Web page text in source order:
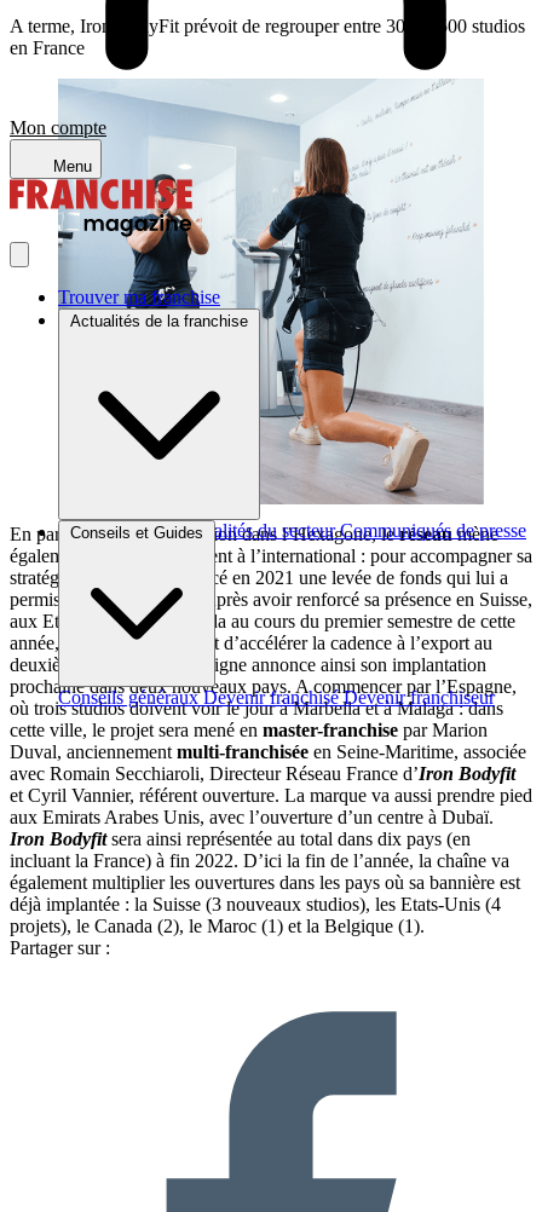
Mon compte
Menu
Trouver ma franchise
Actualités de la franchise
Brèves et actus Actualités du secteur Communiqués de presse
Conseils et Guides
Conseils généraux Devenir franchisé Devenir franchiseur
A terme, Iron BodyFit prévoit de regrouper entre 300 et 500 studios
en France
En parallèle de son expansion dans l’Hexagone, leréseaumène
également un développement à l’international : pour accompagner sa
stratégie à l’export, il a lancé en 2021 une levée de fonds qui lui a
permis de réunir 1,5 M€. Après avoir renforcé sa présence en Suisse,
aux Etats-Unis et au Canada au cours du premier semestre de cette
année,
Iron Bodyfit
prévoit d’accélérer la cadence à l’export au
deuxième semestre. L’enseigne annonce ainsi son implantation
prochaine dans deux nouveaux pays. A commencer par l’Espagne,
où trois studios doivent voir le jour à Marbella et à Malaga : dans
cette ville, le projet sera mené en master-franchise par Marion
Duval, anciennement multi-franchisée en Seine-Maritime, associée
avec Romain Secchiaroli, Directeur Réseau France d’Iron Bodyfit
et Cyril Vannier, référent ouverture. La marque va aussi prendre pied
aux Emirats Arabes Unis, avec l’ouverture d’un centre à Dubaï.
Iron Bodyfitsera ainsi représentée au total dans dix pays (en
incluant la France) à fin 2022. D’ici la fin de l’année, la chaîne va
également multiplier les ouvertures dans les pays où sa bannière est
déjà implantée : la Suisse (3 nouveaux studios), les Etats-Unis (4
projets), le Canada (2), le Maroc (1) et la Belgique (1).
Partager sur :